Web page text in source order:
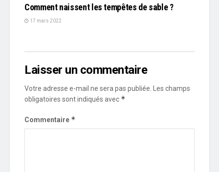
Comment naissent les tempêtes de sable ?
17 mars 2022
Laisser un commentaire
Votre adresse e-mail ne sera pas publiée. Les champs
obligatoires sont indiqués avec *
Commentaire *